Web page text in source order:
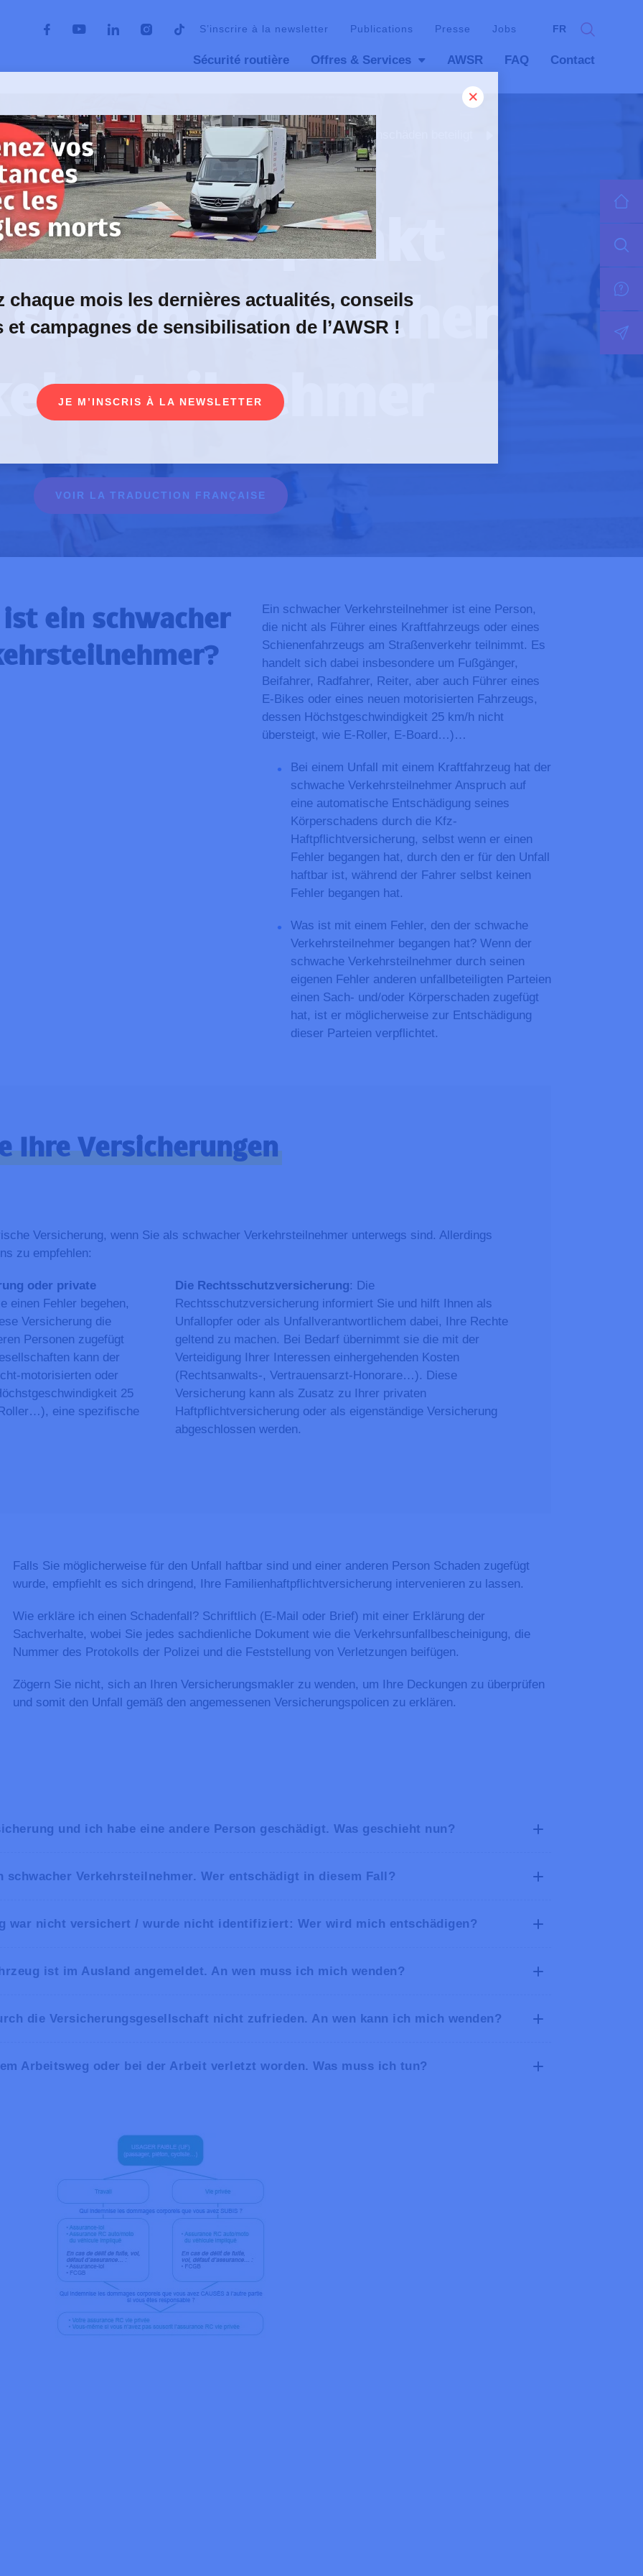
S’inscrire à la newsletter Publications Presse Jobs FR
Sécurité routière Offres & Services AWSR FAQ Contact
Sie sind an einem verkehrsunfall mit persponenschäden beteiligt
ein schwacher verkehrsteilnehmer
unfallzeitpunkt
ein schwacher
VOIR LA TRADUCTION FRANÇAISE
ein schwacher
Ein schwacher Verkehrsteilnehmer ist eine Person,
die nicht als Führer eines Kraftfahrzeugs oder eines
Schienenfahrzeugs am Straßenverkehr teilnimmt. Es
handelt sich dabei insbesondere um Fußgänger,
Beifahrer, Radfahrer, Reiter, aber auch Führer eines
E-Bikes oder eines neuen motorisierten Fahrzeugs,
dessen Höchstgeschwindigkeit 25 km/h nicht
übersteigt, wie E-Roller, E-Board…)…
Bei einem Unfall mit einem Kraftfahrzeug hat der
schwache Verkehrsteilnehmer Anspruch auf
eine automatische Entschädigung seines
Körperschadens durch die Kfz-
Haftpflichtversicherung, selbst wenn er einen
Fehler begangen hat, durch den er für den Unfall
haftbar ist, während der Fahrer selbst keinen
Fehler begangen hat.
Was ist mit einem Fehler, den der schwache
Verkehrsteilnehmer begangen hat? Wenn der
schwache Verkehrsteilnehmer durch seinen
eigenen Fehler anderen unfallbeteiligten Parteien
einen Sach- und/oder Körperschaden zugefügt
hat, ist er möglicherweise zur Entschädigung
dieser Parteien verpflichtet.
Ihre Versicherungen
Versicherung, wenn Sie als schwacher Verkehrsteilnehmer unterwegs sind. Allerdings
zu empfehlen:
oder private
einen Fehler begehen,
Versicherung die
Personen zugefügt
kann der
motorisierten oder
25
eine spezifische
Die Rechtsschutzversicherung: Die
Rechtsschutzversicherung informiert Sie und hilft Ihnen als
Unfallopfer oder als Unfallverantwortlichem dabei, Ihre Rechte
geltend zu machen. Bei Bedarf übernimmt sie die mit der
Verteidigung Ihrer Interessen einhergehenden Kosten
(Rechtsanwalts-, Vertrauensarzt-Honorare…). Diese
Versicherung kann als Zusatz zu Ihrer privaten
Haftpflichtversicherung oder als eigenständige Versicherung
abgeschlossen werden.
Falls Sie möglicherweise für den Unfall haftbar sind und einer anderen Person Schaden zugefügt
wurde, empfiehlt es sich dringend, Ihre Familienhaftpflichtversicherung intervenieren zu lassen.
Wie erkläre ich einen Schadenfall? Schriftlich (E-Mail oder Brief) mit einer Erklärung der
Sachverhalte, wobei Sie jedes sachdienliche Dokument wie die Verkehrsunfallbescheinigung, die
Nummer des Protokolls der Polizei und die Feststellung von Verletzungen beifügen.
Zögern Sie nicht, sich an Ihren Versicherungsmakler zu wenden, um Ihre Deckungen zu überprüfen
und somit den Unfall gemäß den angemessenen Versicherungspolicen zu erklären.
und ich habe eine andere Person geschädigt. Was geschieht nun?
Verkehrsteilnehmer. Wer entschädigt in diesem Fall?
war nicht versichert / wurde nicht identifiziert: Wer wird mich entschädigen?
ist im Ausland angemeldet. An wen muss ich mich wenden?
die Versicherungsgesellschaft nicht zufrieden. An wen kann ich mich wenden?
Arbeitsweg oder bei der Arbeit verletzt worden. Was muss ich tun?
chaque mois les dernières actualités, conseils
et campagnes de sensibilisation de l’AWSR !
JE M’INSCRIS À LA NEWSLETTER